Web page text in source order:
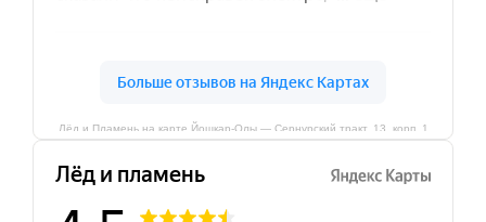
Лёд и Пламень на карте Йошкар‑Олы — Сернурский тракт, 13, корп. 1